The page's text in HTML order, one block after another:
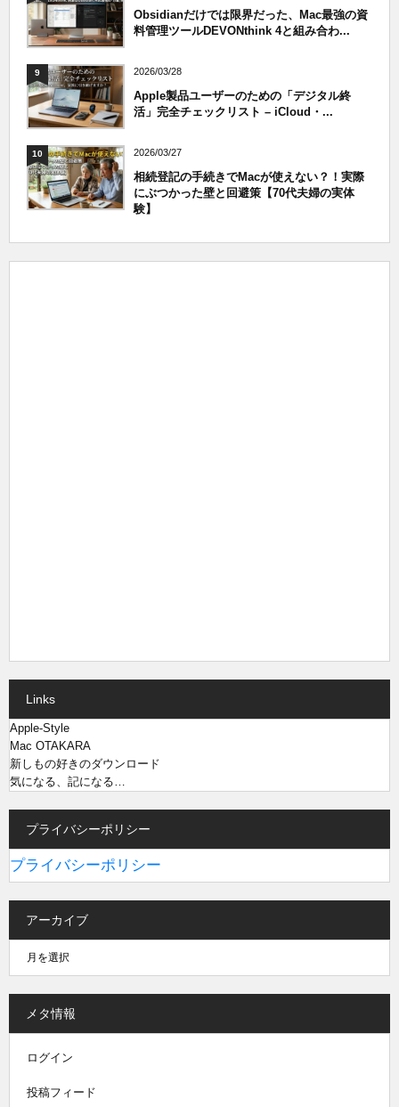
Obsidianだけでは限界だった、Mac最強の資
料管理ツールDEVONthink 4と組み合わ...
9 2026/03/28
Apple製品ユーザーのための「デジタル終
活」完全チェックリスト – iCloud・...
10 2026/03/27
相続登記の手続きでMacが使えない？！実際
にぶつかった壁と回避策【70代夫婦の実体
験】
Links
Apple-Style
Mac OTAKARA
新しもの好きのダウンロード
気になる、記になる…
プライバシーポリシー
プライバシーポリシー
アーカイブ
メタ情報
ログイン
投稿フィード